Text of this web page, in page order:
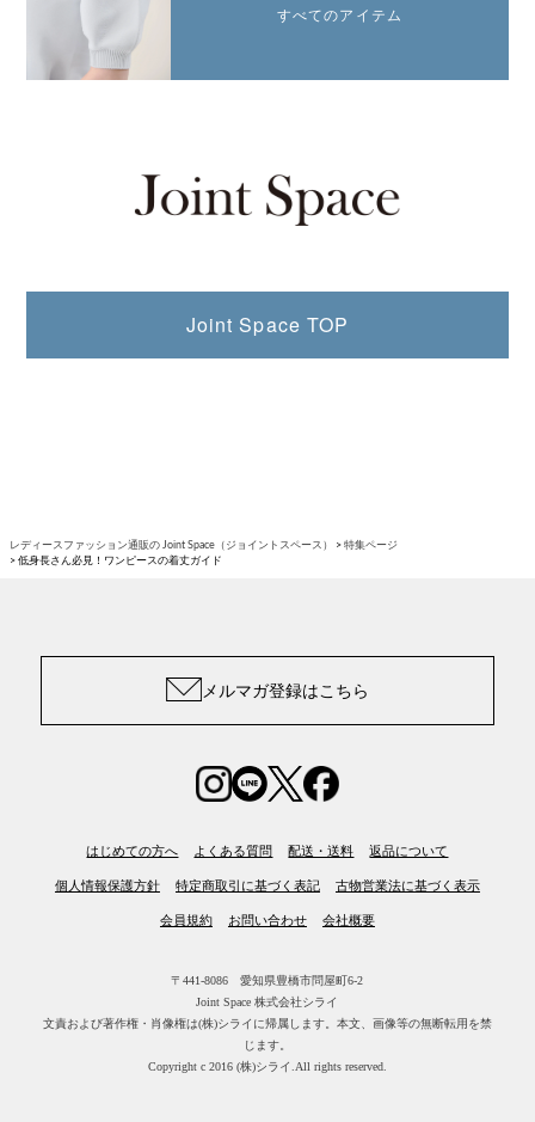
すべてのアイテム
Joint Space TOP
レディースファッション通販の Joint Space（ジョイントスペース）
特集ページ
低身長さん必見！ワンピースの着丈ガイド
メルマガ登録はこちら
はじめての方へ よくある質問 配送・送料 返品について
個人情報保護方針 特定商取引に基づく表記 古物営業法に基づく表示
会員規約 お問い合わせ 会社概要
〒441-8086 愛知県豊橋市問屋町6-2
Joint Space 株式会社シライ
文責および著作権・肖像権は(株)シライに帰属します。 本文、画像等の無断転用を禁
じます。
Copyright c 2016 (株)シライ.All rights reserved.